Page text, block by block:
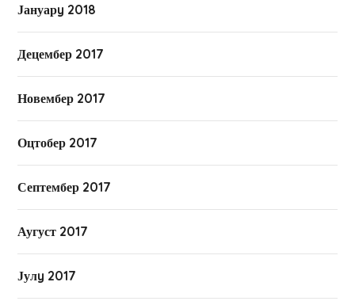
Јануарy 2018
Децембер 2017
Новембер 2017
Оцтобер 2017
Септембер 2017
Аугуст 2017
Јулy 2017